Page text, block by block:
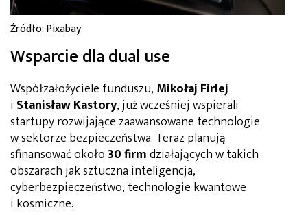
Źródło: Pixabay
Wsparcie dla dual use
Współzałożyciele funduszu, Mikołaj Firlej
i Stanisław Kastory, już wcześniej wspierali
startupy rozwijające zaawansowane technologie
w sektorze bezpieczeństwa. Teraz planują
sfinansować około30 firmdziałających w takich
obszarach jak sztuczna inteligencja,
cyberbezpieczeństwo, technologie kwantowe
i kosmiczne.